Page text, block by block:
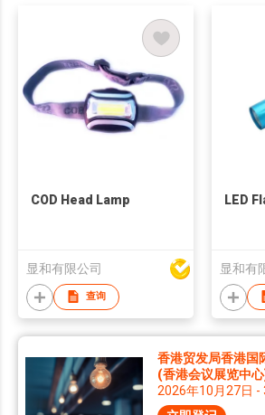
COD Head Lamp
显和有限公司
查询
LED
显和有
香港贸发局香港国
(香港会议展览中
2026年10月27日 -